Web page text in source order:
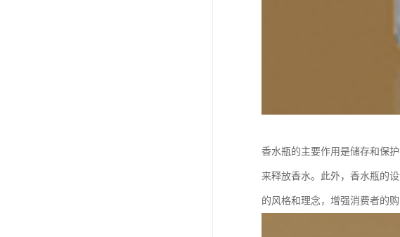
香水瓶的主要作用是储存和保
来释放香水。此外，香水瓶的
的风格和理念，增强消费者的购